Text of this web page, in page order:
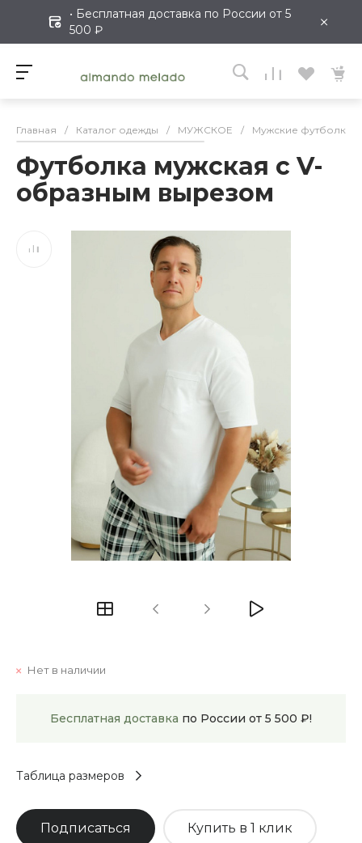
• Бесплатная доставка по России от 5
500 ₽
×
Главная / Каталог одежды / МУЖСКОЕ / Мужские футболки
Футболка мужская с V-
образным вырезом
Нет в наличии
Бесплатная доставка по России от 5 500 ₽!
Таблица размеров
Подписаться Купить в 1 клик